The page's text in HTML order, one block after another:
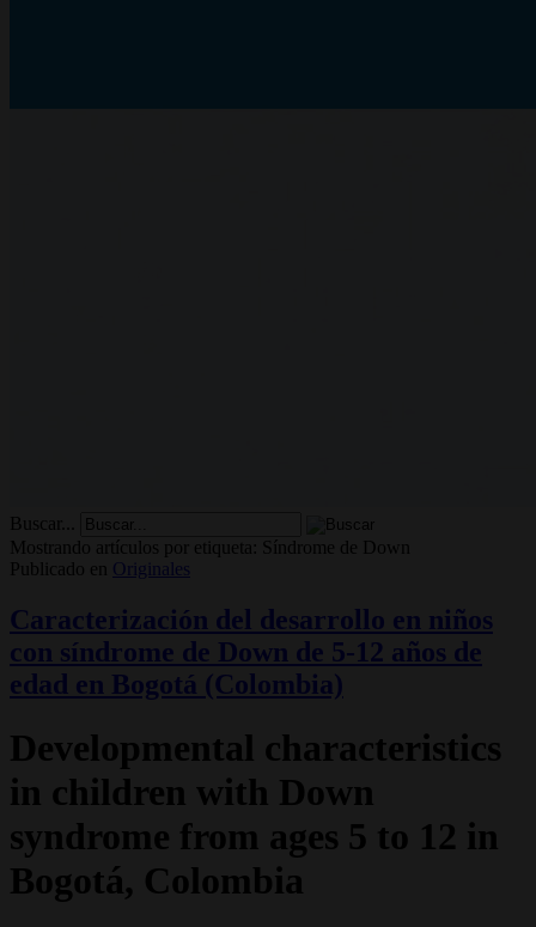
Buscar...
Mostrando artículos por etiqueta: Síndrome de Down
Publicado en
Originales
Caracterización del desarrollo en niños
con síndrome de Down de 5-12 años de
edad en Bogotá (Colombia)
Developmental characteristics
in children with Down
syndrome from ages 5 to 12 in
Bogotá, Colombia